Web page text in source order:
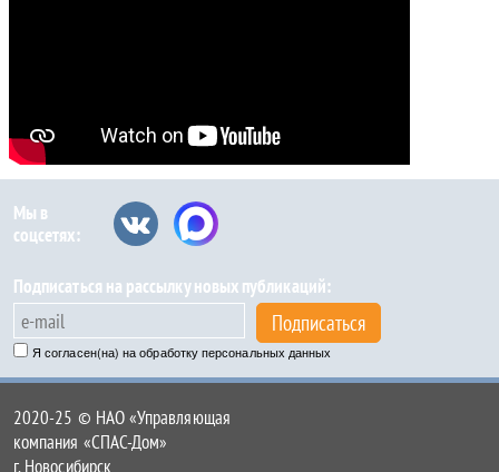
Мы в
соцсетях:
Подписаться на рассылку новых публикаций:
Подписаться
Я согласен(на) на обработку персональных данных
2020-25 © НАО «Управляющая
компания «СПАС-Дом»
г. Новосибирск